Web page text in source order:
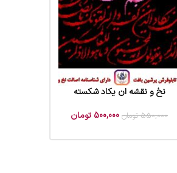
افزودن به سبد خرید
نخ و نقشه ان یکاد شکسته
550,000 تومان 500,000 تومان